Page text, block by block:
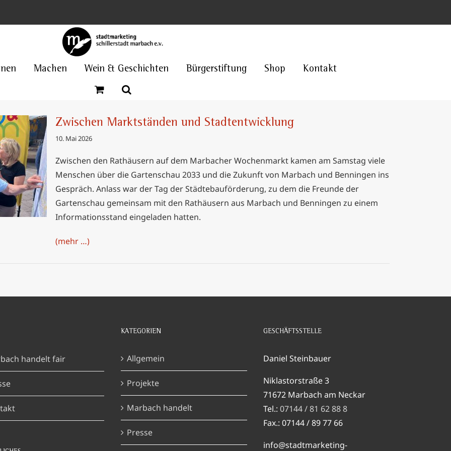
Machen Wein & Geschichten Bürgerstiftung Shop Kontakt
Zwischen Marktständen und Stadtentwicklung
10. Mai 2026
Zwischen den Rathäusern auf dem Marbacher Wochenmarkt kamen am Samstag viele
Menschen über die Gartenschau 2033 und die Zukunft von Marbach und Benningen ins
Gespräch. Anlass war der Tag der Städtebauförderung, zu dem die Freunde der
Gartenschau gemeinsam mit den Rathäusern aus Marbach und Benningen zu einem
Informationsstand eingeladen hatten.
(mehr …)
handelt fair
KATEGORIEN
Allgemein
Projekte
Marbach handelt
Presse
GESCHÄFTSSTELLE
Daniel Steinbauer
Niklastorstraße 3
71672 Marbach am Neckar
Tel.: 07144 / 81 62 88 8
Fax.: 07144 / 89 77 66
info@stadtmarketing-